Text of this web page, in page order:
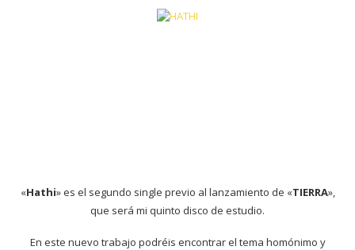
«Hathi» es el segundo single previo al lanzamiento de «TIERRA»,
que será mi quinto disco de estudio.
En este nuevo trabajo podréis encontrar el tema homónimo y